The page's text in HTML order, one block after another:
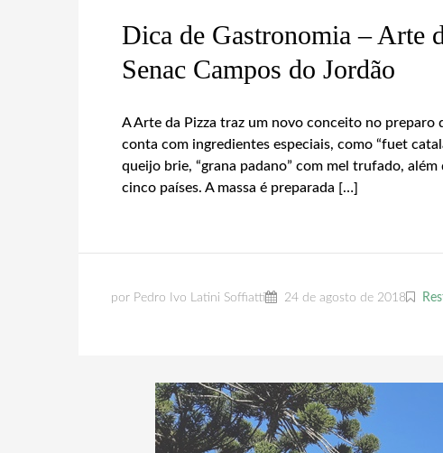
Dica de Gastronomia – Arte
Senac Campos do Jordão
A Arte da Pizza traz um novo conceito no preparo
conta com ingredientes especiais, como “fuet
queijo brie, “grana padano” com mel trufado,
cinco países. A massa é preparada […]
por Pedro Ivo Latini Soffiatti 24 de agosto de 2018